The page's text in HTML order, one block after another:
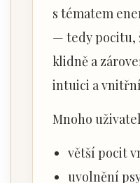
s tématem
— tedy pocitu,
klidně a
intuici a
Mnoho
větší pocit
uvolnění